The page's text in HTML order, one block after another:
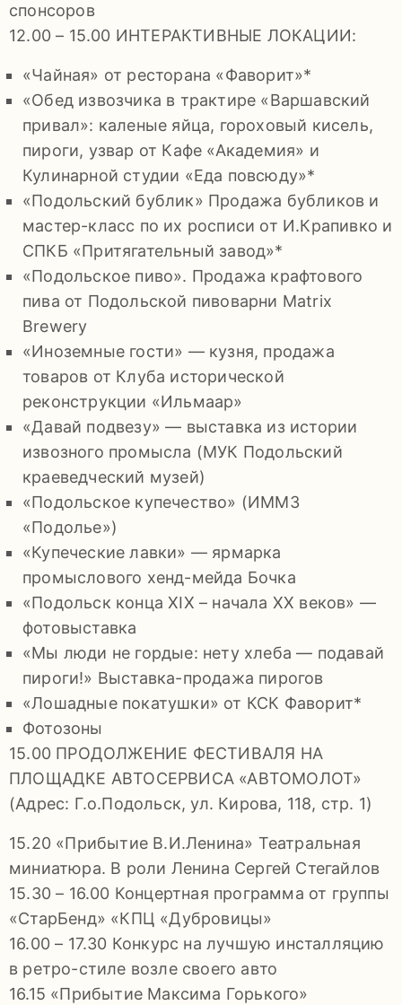
спонсоров
12.00 – 15.00 ИНТЕРАКТИВНЫЕ ЛОКАЦИИ:
«Чайная» от ресторана «Фаворит»*
«Обед извозчика в трактире «Варшавский
привал»: каленые яйца, гороховый кисель,
пироги, узвар от Кафе «Академия» и
Кулинарной студии «Еда повсюду»*
«Подольский бублик» Продажа бубликов и
мастер-класс по их росписи от И.Крапивко и
СПКБ «Притягательный завод»*
«Подольское пиво». Продажа крафтового
пива от Подольской пивоварни Matrix
Brewery
«Иноземные гости» — кузня, продажа
товаров от Клуба исторической
реконструкции «Ильмаар»
«Давай подвезу» — выставка из истории
извозного промысла (МУК Подольский
краеведческий музей)
«Подольское купечество» (ИММЗ
«Подолье»)
«Купеческие лавки» — ярмарка
промыслового хенд-мейда Бочка
«Подольск конца XIX – начала ХХ веков» —
фотовыставка
«Мы люди не гордые: нету хлеба — подавай
пироги!» Выставка-продажа пирогов
«Лошадные покатушки» от КСК Фаворит*
Фотозоны
15.00 ПРОДОЛЖЕНИЕ ФЕСТИВАЛЯ НА
ПЛОЩАДКЕ АВТОСЕРВИСА «АВТОМОЛОТ»
(Адрес: Г.о.Подольск, ул. Кирова, 118, стр. 1)
15.20 «Прибытие В.И.Ленина» Театральная
миниатюра. В роли Ленина Сергей Стегайлов
15.30 – 16.00 Концертная программа от группы
«СтарБенд» «КПЦ «Дубровицы»
16.00 – 17.30 Конкурс на лучшую инсталляцию
в ретро-стиле возле своего авто
16.15 «Прибытие Максима Горького»